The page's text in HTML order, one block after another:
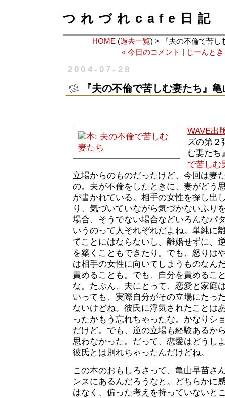
つれづれcafe日記
HOME (過去一覧) > 『夫の不倫で苦し
« 今日のコメント
じーんと
2004-07-28
『夫の不倫で苦しむ妻たち』
WAVE出
ズの第２
む妻たち
で苦しむ
立場からのものだったけど、今回は妻
の。夫が不倫をしたときに、妻がどう
が書かれている。相手の女性を探し出
り、気づいていながら気づかないふり
場合、そうでない場合などいろんなパ
いうのって人それぞれだよね。単純に
てことにはならないし、離婚せずに、
を築くこともできたり。でも、怒りは
は相手の女性に向いてしまうものなん
責めることも。でも、自分を責めるこ
な。たぶん、夫にとって、恋愛と家庭
いっても、実際自分がその立場にたっ
ないけどね。彼氏に浮気されたことは
ったかもう忘れちゃったな。かなりシ
だけど。でも、逆の立場も経験あるか
思わなかった。だって、恋愛はどうし
彼氏とは別れちゃったんだけどね。
この本のおもしろさって、亀山早苗さ
ンスにあるんだろうなと。どちらかに
はなく、偏った考えを持っていないと